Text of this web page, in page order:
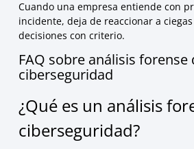
Cuando una empresa entiende con
incidente, deja de reaccionar a
decisiones con criterio.
FAQ sobre análisis forense
ciberseguridad
¿Qué es un análisis
ciberseguridad?